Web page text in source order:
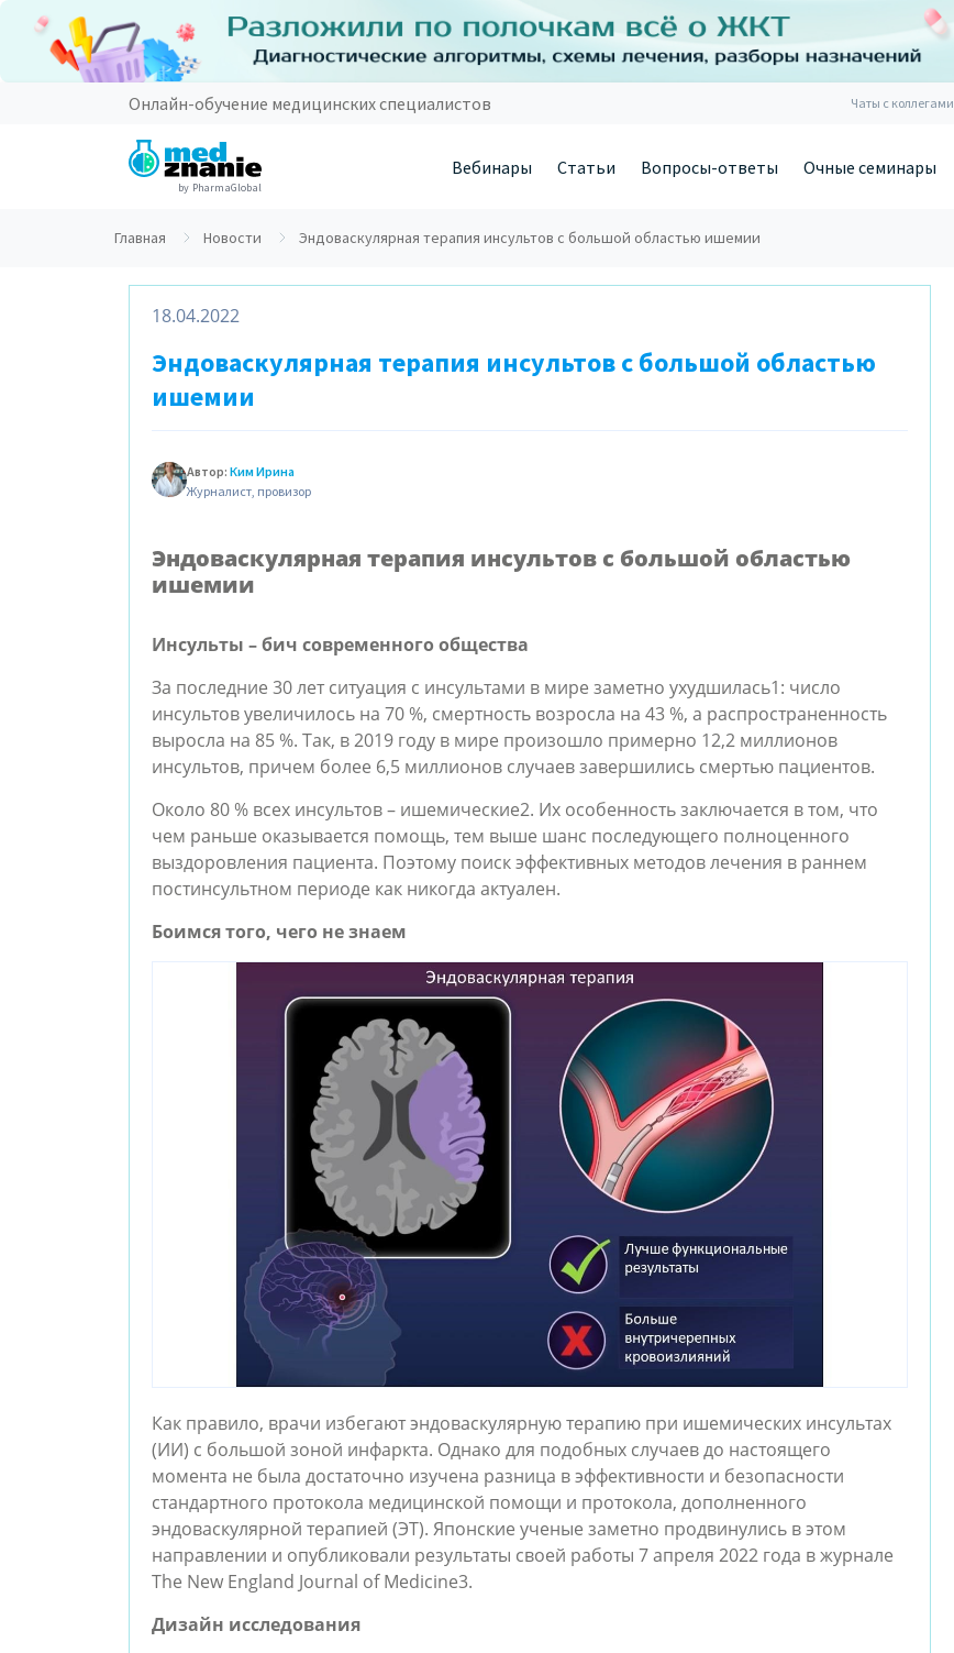
Онлайн-обучение медицинских специалистов Чаты с коллегами
by PharmaGlobal
Вебинары Статьи Вопросы-ответы Очные семинары
Главная Новости Эндоваскулярная терапия инсультов с большой областью ишемии
18.04.2022
Эндоваскулярная терапия инсультов с большой областью
ишемии
Автор: Ким Ирина
Журналист, провизор
Эндоваскулярная терапия инсультов с большой областью
ишемии
Инсульты – бич современного общества
За последние 30 лет ситуация с инсультами в мире заметно ухудшилась1: число
инсультов увеличилось на 70 %, смертность возросла на 43 %, а распространенность
выросла на 85 %. Так, в 2019 году в мире произошло примерно 12,2 миллионов
инсультов, причем более 6,5 миллионов случаев завершились смертью пациентов.
Около 80 % всех инсультов – ишемические2. Их особенность заключается в том, что
чем раньше оказывается помощь, тем выше шанс последующего полноценного
выздоровления пациента. Поэтому поиск эффективных методов лечения в раннем
постинсультном периоде как никогда актуален.
Боимся того, чего не знаем
Как правило, врачи избегают эндоваскулярную терапию при ишемических инсультах
(ИИ) с большой зоной инфаркта. Однако для подобных случаев до настоящего
момента не была достаточно изучена разница в эффективности и безопасности
стандартного протокола медицинской помощи и протокола, дополненного
эндоваскулярной терапией (ЭТ). Японские ученые заметно продвинулись в этом
направлении и опубликовали результаты своей работы 7 апреля 2022 года в журнале
The New England Journal of Medicine3.
Дизайн исследования